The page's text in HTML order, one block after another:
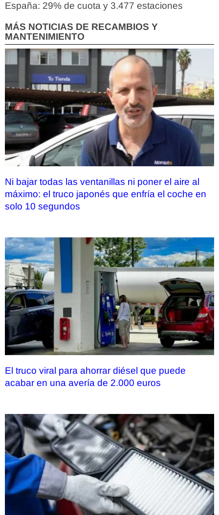
España: 29% de cuota y 3.477 estaciones
MÁS NOTICIAS DE RECAMBIOS Y
MANTENIMIENTO
Ni bajar todas las ventanillas ni poner el aire al
máximo: el truco japonés que enfría el coche en
solo 10 segundos
El truco viral para ahorrar diésel que puede
acabar en una avería de 2.000 euros